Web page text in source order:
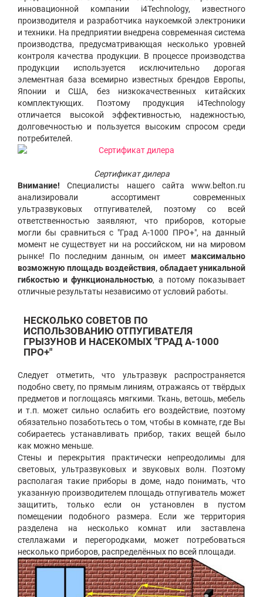
инновационной компании i4Technology, известного
производителя и разработчика наукоемкой электроники
и техники. На предприятии внедрена современная система
производства, предусматривающая несколько уровней
контроля качества продукции. В процессе производства
продукции используется исключительно дорогая
элементная база всемирно известных брендов Европы,
Японии и США, без низкокачественных китайских
комплектующих. Поэтому продукция i4Technology
отличается высокой эффективностью, надежностью,
долговечностью и пользуется высоким спросом среди
потребителей.
Сертификат дилера
Внимание! Специалисты нашего сайта www.belton.ru
анализировали ассортимент современных
ультразвуковых отпугивателей, поэтому со всей
ответственностью заявляют, что приборов, которые
могли бы сравниться с "Град А-1000 ПРО+", на данный
момент не существует ни на российском, ни на мировом
рынке! По последним данным, он имеет максимально
возможную площадь воздействия, обладает уникальной
гибкостью и функциональностью, а потому показывает
отличные результаты независимо от условий работы.
НЕСКОЛЬКО СОВЕТОВ ПО
ИСПОЛЬЗОВАНИЮ ОТПУГИВАТЕЛЯ
ГРЫЗУНОВ И НАСЕКОМЫХ "ГРАД А-1000
ПРО+"
Следует отметить, что ультразвук распространяется
подобно свету, по прямым линиям, отражаясь от твёрдых
предметов и поглощаясь мягкими. Ткань, ветошь, мебель
и т.п. может сильно ослабить его воздействие, поэтому
обязательно позаботьтесь о том, чтобы в комнате, где Вы
собираетесь устанавливать прибор, таких вещей было
как можно меньше.
Стены и перекрытия практически непреодолимы для
световых, ультразвуковых и звуковых волн. Поэтому
располагая такие приборы в доме, надо понимать, что
указанную производителем площадь отпугиватель может
защитить, только если он установлен в пустом
помещении подобного размера. Если же территория
разделена на несколько комнат или заставлена
стеллажами и перегородками, может потребоваться
несколько приборов, распределённых по всей площади.